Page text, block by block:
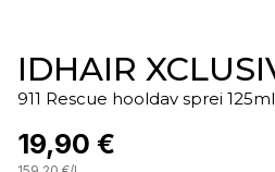
IDHAIR
911 Rescue hooldav sprei 125ml
19,90 €